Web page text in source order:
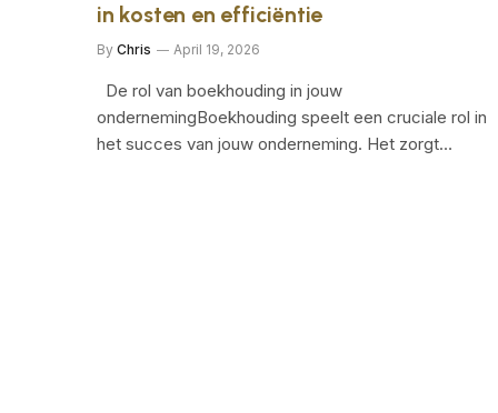
in kosten en efficiëntie
By Chris April 19, 2026
De rol van boekhouding in jouw
ondernemingBoekhouding speelt een cruciale rol in
het succes van jouw onderneming. Het zorgt…